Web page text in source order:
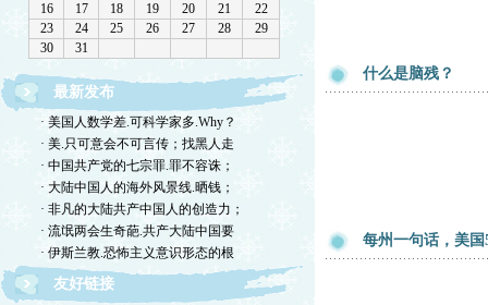
最新发布
· 美国人数学差.可科学家多.Why？
· 美.只可意会不可言传；找黑人走
· 中国共产党的七宗罪.罪不容诛；
· 大陆中国人的海外风景线.晒钱；
· 非凡的大陆共产中国人的创造力；
· 流氓两会生奇葩.共产大陆中国要
· 伊斯兰教.恐怖主义意识形态的根
友好链接
什么是脑残？
每州一句话，美